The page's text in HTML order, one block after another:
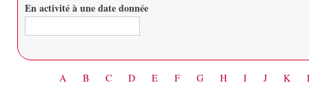
En activité à une date donnée
A B C D E F G H I J K